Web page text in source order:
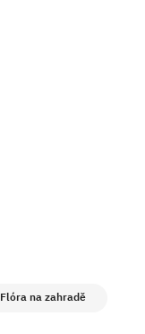
Flóra na zahradě